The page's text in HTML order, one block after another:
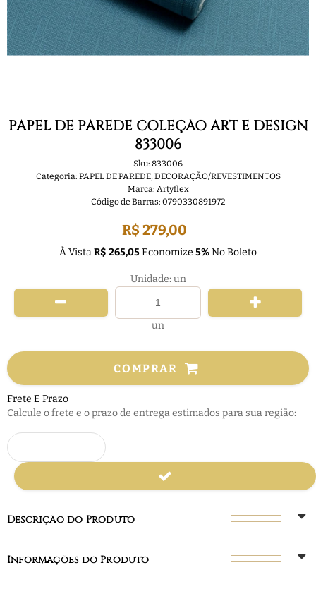
PAPEL DE PAREDE COLEÇÃO ART E DESIGN
833006
Sku: 833006
Categoria: PAPEL DE PAREDE,DECORAÇÃO/REVESTIMENTOS
Marca: Artyflex
Código de Barras: 0790330891972
R$ 279,00
À VistaR$ 265,05Economize 5%No Boleto
Unidade: un
un
COMPRAR
Frete E Prazo
Calcule o frete e o prazo de entrega estimados para sua região:
Descrição do Produto
Informações do Produto